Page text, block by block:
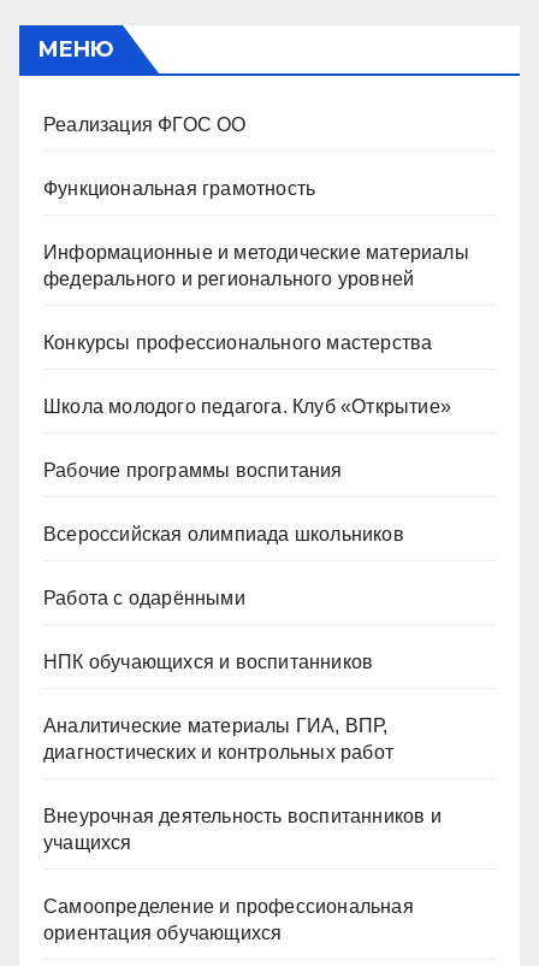
МЕНЮ
Реализация ФГОС ОО
Функциональная грамотность
Информационные и методические материалы
федерального и регионального уровней
Конкурсы профессионального мастерства
Школа молодого педагога. Клуб «Открытие»
Рабочие программы воспитания
Всероссийская олимпиада школьников
Работа с одарёнными
НПК обучающихся и воспитанников
Аналитические материалы ГИА, ВПР,
диагностических и контрольных работ
Внеурочная деятельность воспитанников и
учащихся
Самоопределение и профессиональная
ориентация обучающихся